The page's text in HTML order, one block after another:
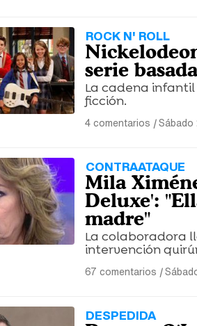
ROCK N' ROLL
serie
La cadena
ficción.
4 comentarios |Sábado
CONTRAATAQUE
Mila
Deluxe':
madre"
La colaboradora
intervención
67 comentarios |
DESPEDIDA